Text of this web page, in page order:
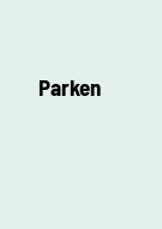
Parken